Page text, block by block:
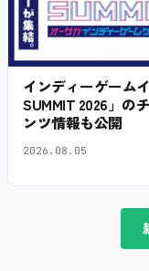
インディーゲーム
SUMMIT 2026」の
ンツ情報も公開
2026.08.05